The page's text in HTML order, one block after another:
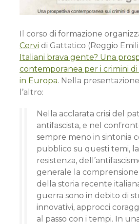
Il corso di formazione
Cervi di Gattatico (Reggio
Italiani brava gente? Una
contemporanea per i crimini
in Europa. Nella
l’altro:
Nella acclarata crisi del
antifascista, e nel
sempre meno in sintonia
pubblico su questi temi,
resistenza,
generale la
della storia recente
guerra sono in debito di
innovativi, approcci
al passo con i tempi. In